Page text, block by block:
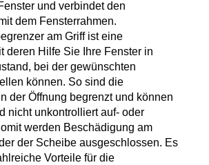
und verbindet den
dem Fensterrahmen.
am Griff ist eine
deren Hilfe Sie Ihre Fenster in
bei der gewünschten
können. So sind die
der Öffnung begrenzt und können
nicht unkontrolliert auf- oder
werden Beschädigung am
der Scheibe ausgeschlossen. Es
Vorteile für die